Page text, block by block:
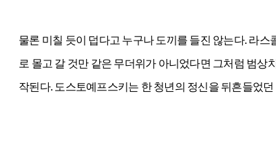
물론 미칠 듯이 덥다고 누구나 도끼를 들진 않는다. 라
로 몰고 갈 것만 같은 무더위가 아니었다면 그처럼 범상
작된다. 도스토예프스키는 한 청년의 정신을 뒤흔들었